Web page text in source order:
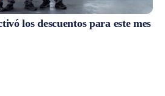
los descuentos para este mes